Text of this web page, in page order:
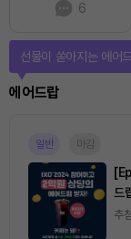
6
에어드랍
선물이 쏟아지는 에어
일반 마감
드
추